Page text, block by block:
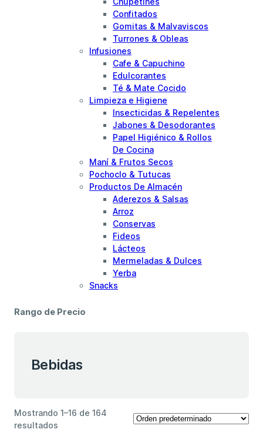
Confitados
Gomitas & Malvaviscos
Turrones & Obleas
Infusiones
Cafe & Capuchino
Edulcorantes
Té & Mate Cocido
Limpieza e Higiene
Insecticidas & Repelentes
Jabones & Desodorantes
Papel Higiénico & Rollos
De Cocina
Maní & Frutos Secos
Pochoclo & Tutucas
Productos De Almacén
Aderezos & Salsas
Arroz
Conservas
Fideos
Lácteos
Mermeladas & Dulces
Yerba
Snacks
Rango de Precio
Bebidas
Mostrando 1–16 de 164
resultados